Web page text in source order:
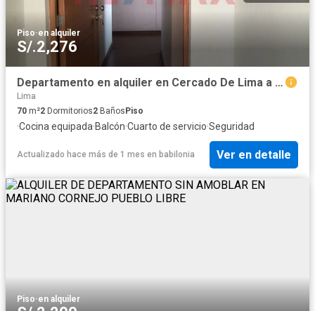
Piso·en alquiler
S/.2,276
Departamento en alquiler en Cercado De Lima a S/2,200 al mes
Lima
70 m²2 Dormitorios2 BañosPiso
·Cocina equipada·Balcón·Cuarto de servicio·Seguridad
Actualizado hace más de 1 mes en babilonia Ver en detalle
Piso·en alquiler